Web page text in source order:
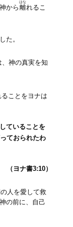
から 離
はな
れるこ
た。
、神の真実を知
ることをヨナは
ていることを
ておられたわ
（ヨナ書3:10）
人を愛して救
の前に、自己